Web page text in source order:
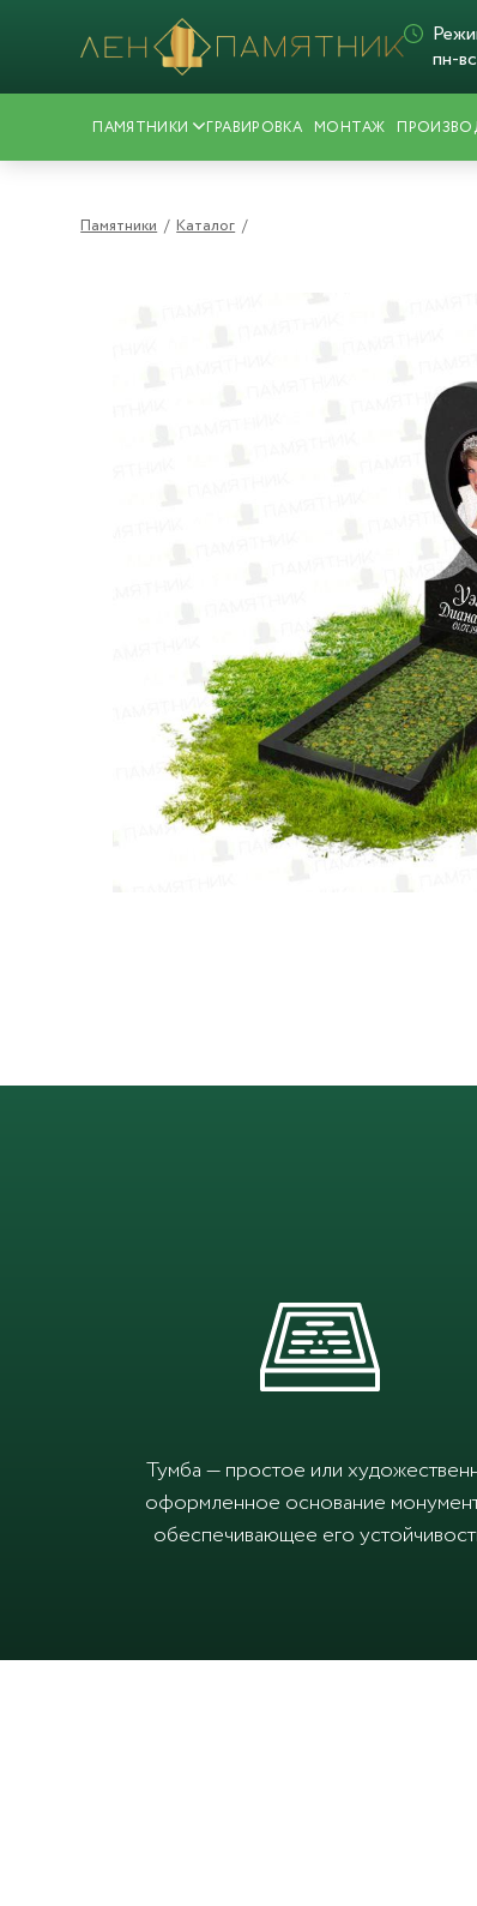
пн-
ПАМЯТНИКИ ГРАВИРОВКА МОНТАЖ
Памятники/Каталог/
Тумба — простое или
оформленное основание
обеспечивающее его